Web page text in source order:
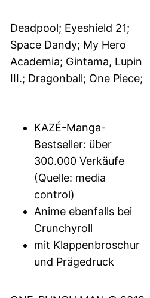
Deadpool; Eyeshield 21;
Space Dandy; My Hero
Academia; Gintama, Lupin
III.; Dragonball; One Piece;
KAZÉ-Manga-
Bestseller: über
300.000 Verkäufe
(Quelle: media
control)
Anime ebenfalls bei
Crunchyroll
mit Klappenbroschur
und Prägedruck